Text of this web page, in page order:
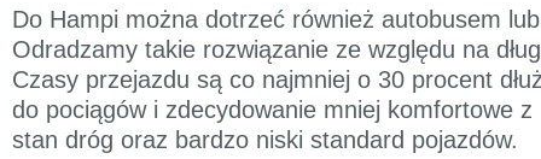
Do Hampi można dotrzeć również autobusem
Odradzamy takie rozwiązanie ze względu na
Czasy przejazdu są co najmniej o 30 procent
do pociągów i zdecydowanie mniej komfortowe
stan dróg oraz bardzo niski standard pojazdów.